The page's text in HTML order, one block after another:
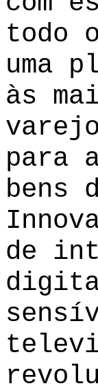
todo
uma
às
para
bens
de